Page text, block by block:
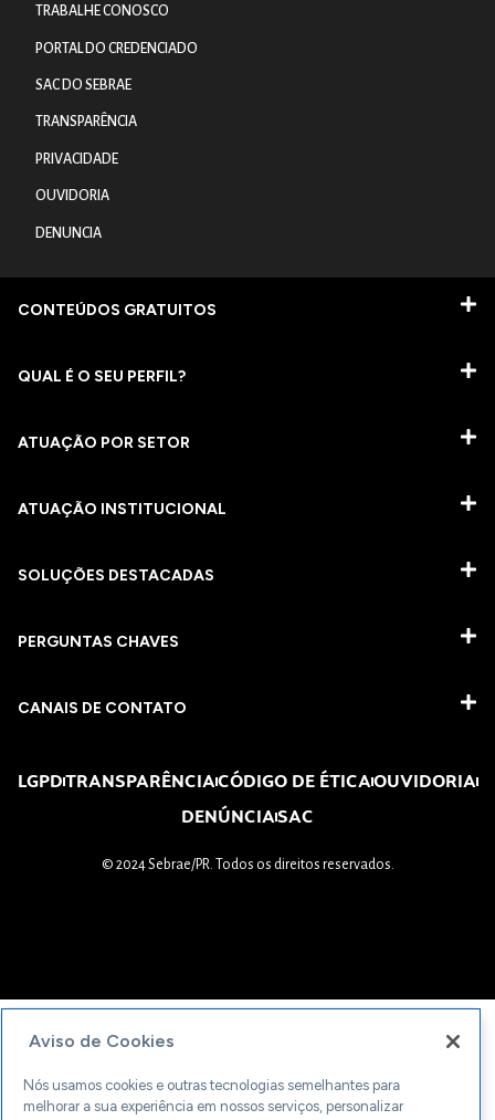
TRABALHE CONOSCO
PORTAL DO CREDENCIADO
SAC DO SEBRAE
TRANSPARÊNCIA
PRIVACIDADE
OUVIDORIA
DENUNCIA
CONTEÚDOS GRATUITOS
QUAL É O SEU PERFIL?
ATUAÇÃO POR SETOR
ATUAÇÃO INSTITUCIONAL
SOLUÇÕES DESTACADAS
PERGUNTAS CHAVES​
CANAIS DE CONTATO
LGPDTRANSPARÊNCIACÓDIGO DE ÉTICAOUVIDORIA
DENÚNCIASAC
© 2024 Sebrae/PR. Todos os direitos reservados.
Aviso de Cookies
Nós usamos cookies e outras tecnologias semelhantes para
melhorar a sua experiência em nossos serviços, personalizar